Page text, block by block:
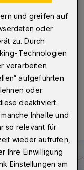
hat am
Geschichten
mehr
und greifen auf
oder
zu. Durch
Technologien
verarbeiten
aufgeführten
oder
deaktiviert.
Inhalte und
so relevant für
wieder aufrufen,
Ihre Einwilligung
Einstellungen am